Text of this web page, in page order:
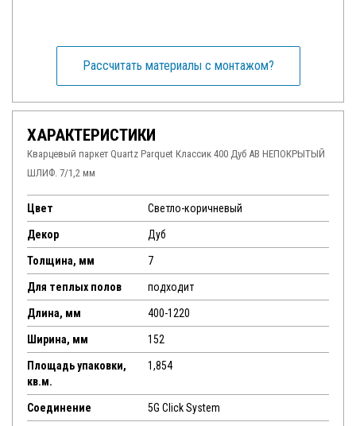
Рассчитать материалы с монтажом?
ХАРАКТЕРИСТИКИ
Кварцевый паркет Quartz Parquet Классик 400 Дуб AB НЕПОКРЫТЫЙ
ШЛИФ. 7/1,2 мм
Цвет Светло-коричневый
Декор Дуб
Толщина, мм 7
Для теплых полов подходит
Длина, мм 400-1220
Ширина, мм 152
Площадь упаковки,
кв.м.
1,854
Соединение 5G Click System